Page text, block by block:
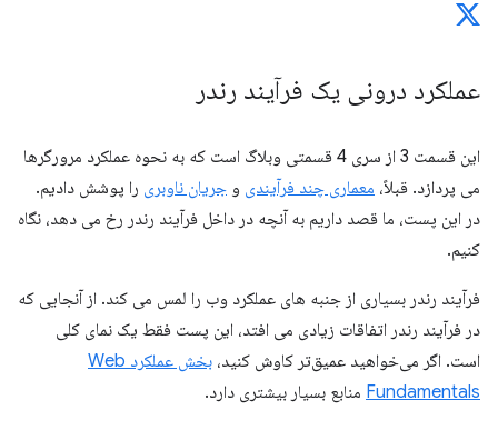
عملکرد درونی یک فرآیند رندر
این قسمت 3 از سری 4 قسمتی وبلاگ است که به نحوه عملکرد مرورگرها
می پردازد. قبلاً، معماری چند فرآیندی و جریان ناوبری را پوشش دادیم.
در این پست، ما قصد داریم به آنچه در داخل فرآیند رندر رخ می دهد، نگاه
کنیم.
فرآیند رندر بسیاری از جنبه های عملکرد وب را لمس می کند. از آنجایی که
در فرآیند رندر اتفاقات زیادی می افتد، این پست فقط یک نمای کلی
است. اگر می‌خواهید عمیق‌تر کاوش کنید،
بخش عملکرد Web
Fundamentals منابع بسیار بیشتری دارد.